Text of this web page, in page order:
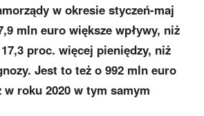
w okresie styczeń-maj
mln euro większe wpływy, niż
proc. więcej pieniędzy, niż
Jest to też o 992 mln euro
roku 2020 w tym samym